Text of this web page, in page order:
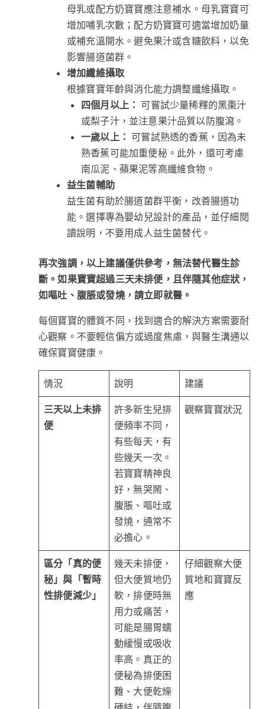
母乳或配方奶寶寶應注意補水。母乳寶寶可
增加哺乳次數；配方奶寶寶可適當增加奶量
或補充溫開水。避免果汁或含糖飲料，以免
影響腸道菌群。
增加纖維攝取
根據寶寶年齡與消化能力調整纖維攝取。
四個月以上： 可嘗試少量稀釋的黑棗汁
或梨子汁，並注意果汁品質以防腹瀉。
一歲以上： 可嘗試熟透的香蕉，因為未
熟香蕉可能加重便秘。此外，還可考慮
南瓜泥、蘋果泥等高纖維食物。
益生菌輔助
益生菌有助於腸道菌群平衡，改善腸道功
能。選擇專為嬰幼兒設計的產品，並仔細閱
讀說明，不要用成人益生菌替代。
再次強調，以上建議僅供參考，無法替代醫生診
斷。如果寶寶超過三天未排便，且伴隨其他症狀，
如嘔吐、腹脹或發燒，請立即就醫。
每個寶寶的體質不同，找到適合的解決方案需要耐
心觀察。不要輕信偏方或過度焦慮，與醫生溝通以
確保寶寶健康。
情況 說明 建議
三天以上未排
便
許多新生兒排
便頻率不同，
有些每天，有
些幾天一次。
若寶寶精神良
好，無哭鬧、
腹脹、嘔吐或
發燒，通常不
必擔心。
觀察寶寶狀況
區分「真的便
秘」與「暫時
性排便減少」
幾天未排便，
但大便質地仍
軟，排便時無
用力或痛苦，
可能是腸胃蠕
動緩慢或吸收
率高。真正的
便秘為排便困
難、大便乾燥
仔細觀察大便
質地和寶寶反
應